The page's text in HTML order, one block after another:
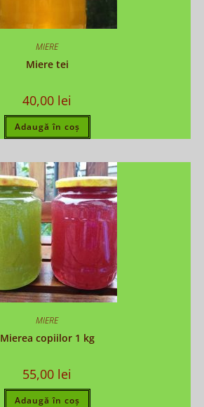
MIERE
Miere tei
40,00 lei
Adaugă în coș
MIERE
Mierea copiilor 1 kg
55,00 lei
Adaugă în coș